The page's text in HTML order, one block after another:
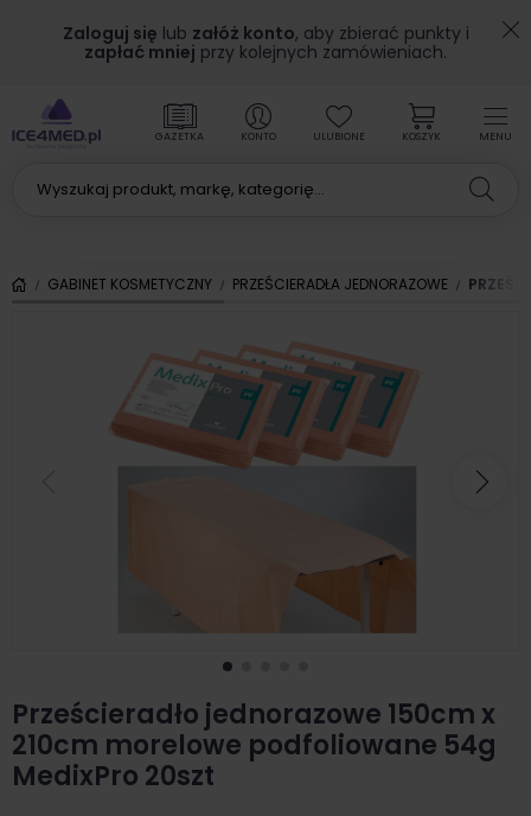
Zaloguj się lub załóż konto, aby zbierać punkty i
zapłać mniej przy kolejnych zamówieniach.
MENU
GAZETKA KONTO ULUBIONE KOSZYK
GABINET KOSMETYCZNY PRZEŚCIERADŁA JEDNORAZOWE
Prześcieradło jednorazowe 150cm x
210cm morelowe podfoliowane 54g
MedixPro 20szt